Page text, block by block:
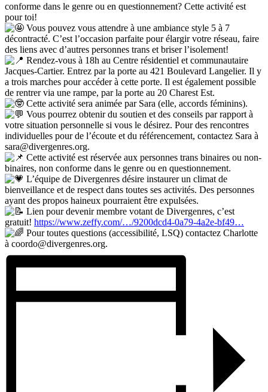
conforme dans le genre ou en questionnement? Cette activité est
pour toi!
Vous pouvez vous attendre à une ambiance style 5 à 7
décontracté. C’est l’occasion parfaite pour élargir votre réseau, faire
des liens avec d’autres personnes trans et briser l’isolement!
Rendez-vous à 18h au Centre résidentiel et communautaire
Jacques-Cartier. Entrez par la porte au 421 Boulevard Langelier. Il y
a trois marches pour accéder à cette porte. Il est également possible
de rentrer via une rampe, par la porte au 20 Charest Est.
Cette activité sera animée par Sara (elle, accords féminins).
Vous pourrez obtenir du soutien et des conseils par rapport à
votre situation personnelle si vous le désirez. Pour des rencontres
individuelles pour de l’écoute et du référencement, contactez Sara à
sara@divergenres.org.
Cette activité est réservée aux personnes trans binaires ou non-
binaires, non conforme dans le genre ou en questionnement.
L’équipe de Divergenres désire instaurer un climat de
bienveillance et de respect dans toutes ses activités. Des personnes
ayant des propos haineux pourraient être expulsées.
Lien pour devenir membre votant de Divergenres, c’est
gratuit! https://www.zeffy.com/…/9200dcd4-0a79-4a2e-bf49…
Pour toutes questions (accessibilité, LSQ) contactez Charlotte
à coordo@divergenres.org.